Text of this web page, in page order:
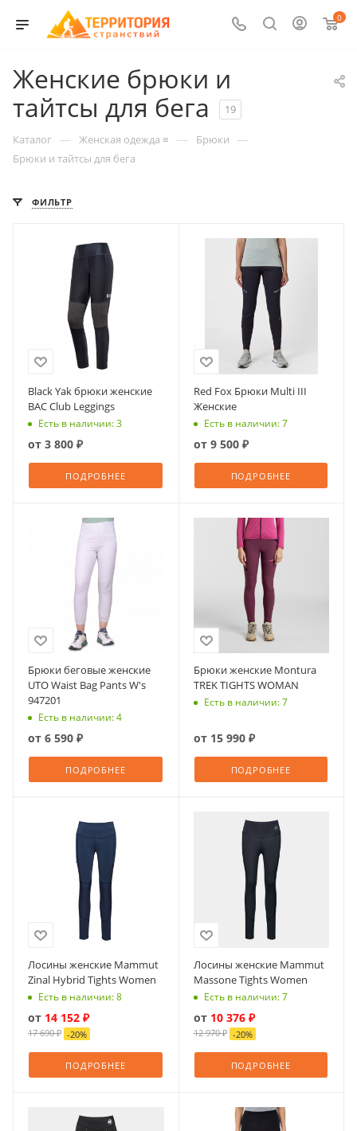
0
Женские брюки и
тайтсы для бега
19
Каталог — Женская одежда ≡ — Брюки —
Брюки и тайтсы для бега
ФИЛЬТР
Black Yak брюки женские
BAC Club Leggings
Есть в наличии: 3
от 3 800 ₽
ПОДРОБНЕЕ
Red Fox Брюки Multi III
Женские
Есть в наличии: 7
от 9 500 ₽
ПОДРОБНЕЕ
Брюки беговые женские
UTO Waist Bag Pants W's
947201
Есть в наличии: 4
от 6 590 ₽
ПОДРОБНЕЕ
Брюки женские Montura
TREK TIGHTS WOMAN
Есть в наличии: 7
от 15 990 ₽
ПОДРОБНЕЕ
Лосины женские Mammut
Zinal Hybrid Tights Women
Есть в наличии: 8
от 14 152 ₽
17 690 ₽ -20%
ПОДРОБНЕЕ
Лосины женские Mammut
Massone Tights Women
Есть в наличии: 7
от 10 376 ₽
12 970 ₽ -20%
ПОДРОБНЕЕ